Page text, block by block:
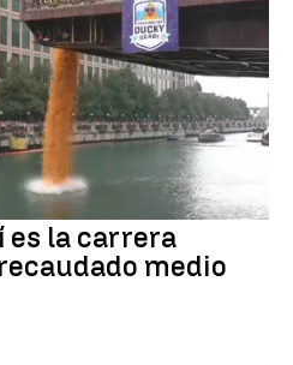
es la carrera
medio